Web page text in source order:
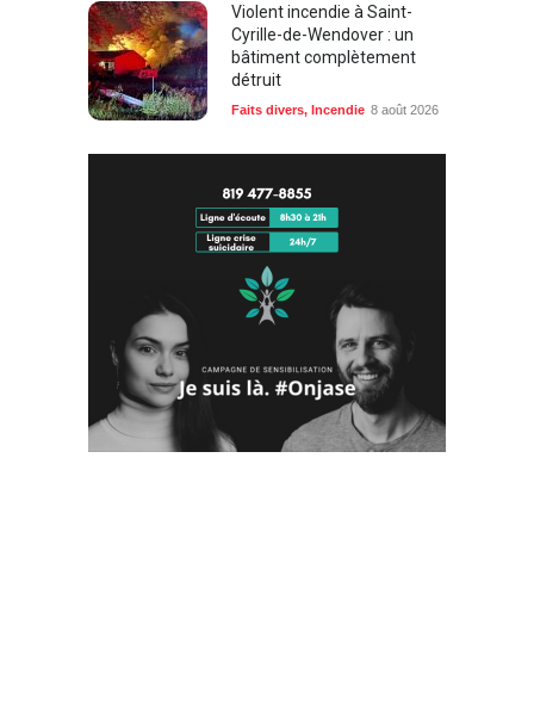
Violent incendie à Saint-
Cyrille-de-Wendover : un
bâtiment complètement
détruit
Faits divers, Incendie 8 août 2026